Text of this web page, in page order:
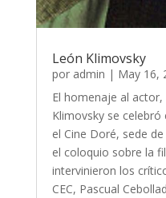
León Klimovsky
por admin | May 16,
El homenaje al
Klimovsky se
el Cine Doré, sede
el coloquio sobre la
intervinieron los
CEC, Pascual